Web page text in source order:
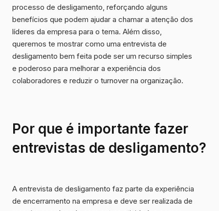
processo de desligamento, reforçando alguns
benefícios que podem ajudar a chamar a atenção dos
líderes da empresa para o tema. Além disso,
queremos te mostrar como uma entrevista de
desligamento bem feita pode ser um recurso simples
e poderoso para melhorar a experiência dos
colaboradores e reduzir o turnover na organização.
Por que é importante fazer
entrevistas de desligamento?
A entrevista de desligamento faz parte da experiência
de encerramento na empresa e deve ser realizada de